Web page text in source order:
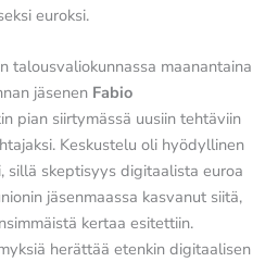
euroksi.
talousvaliokunnassa maanantaina
jäsenen Fabio
pian siirtymässä uusiin tehtäviin
Keskustelu oli hyödyllinen
sillä skeptisyys digitaalista euroa
jäsenmaassa kasvanut siitä,
kertaa esitettiin.
herättää etenkin digitaalisen